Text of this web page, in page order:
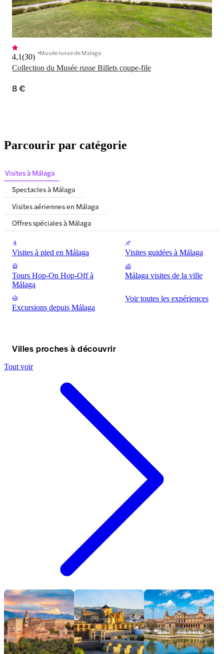
Collection du Musée russe Billets coupe-file
4,1(30) Musée russe de Malaga
8 €
Parcourir par catégorie
Visites à Málaga
Spectacles à Málaga
Visites aériennes en Málaga
Offres spéciales à Málaga
Visites à pied en Málaga Visites guidées à Málaga
Tours Hop-On Hop-Off à
Málaga
Málaga visites de la ville
Excursions depuis Málaga
Voir toutes les expériences
Villes proches à découvrir
Tout voir